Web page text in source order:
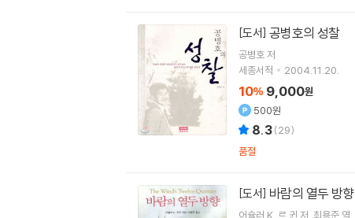
[도서] 공병호의 성찰
공병호저
세종서적
2004.11.20.
10% 9,000원
500원
8.3(29)
품절
[도서] 바람의 열두 방향
어슐러 K. 르 귄 저 최용준 역